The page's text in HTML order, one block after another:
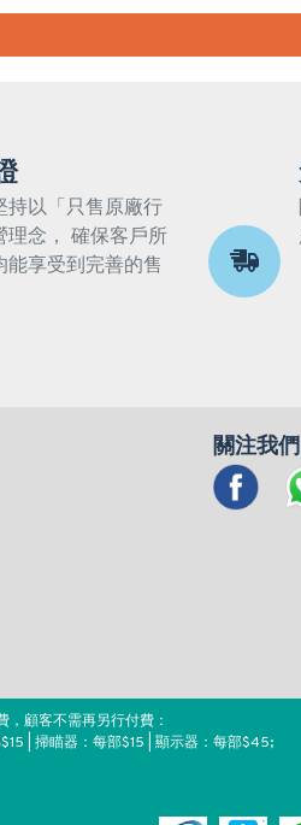
持以「只售原廠行
理念， 確保客戶所
能享受到完善的售
關注我們
顧客不需再另行付費：
| 掃瞄器：每部$15 | 顯示器：每部$45;